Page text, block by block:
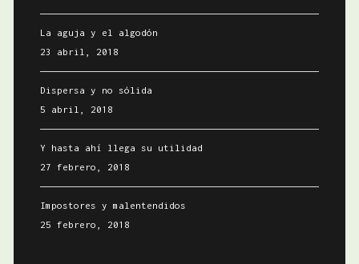
La aguja y el algodón
23 abril, 2018
Dispersa y no sólida
5 abril, 2018
Y hasta ahí llega su utilidad
27 febrero, 2018
Impostores y malentendidos
25 febrero, 2018